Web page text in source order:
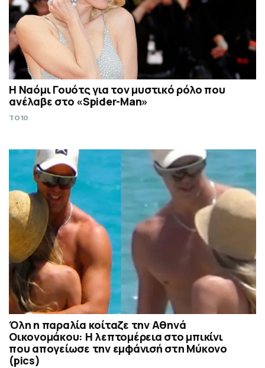
Η Ναόμι Γουότς για τον μυστικό ρόλο που
ανέλαβε στο «Spider-Man»
TO10
Όλη η παραλία κοίταζε την Αθηνά
Οικονομάκου: Η λεπτομέρεια στο μπικίνι
που απογείωσε την εμφάνισή στη Μύκονο
(pics)